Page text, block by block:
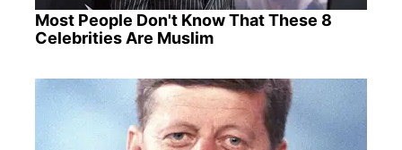
Most People Don't Know That These 8
Celebrities Are Muslim